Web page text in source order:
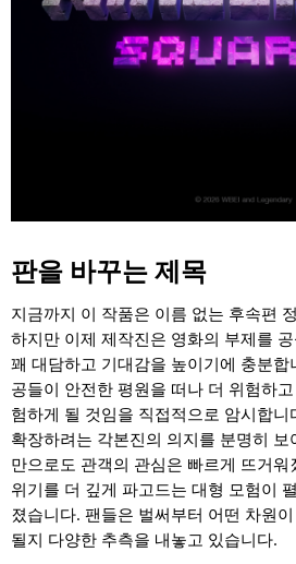
판을 바꾸는 제목
지금까지 이 작품은 이름 없는 후속편
하지만 이제 제작진은 영화의 부제를
꽤 대담하고 기대감을 높이기에 충분합
공들이 안전한 평원을 떠나 더 위험하
험하게 될 것임을 직접적으로 암시합
확장하려는 각본진의 의지를 분명히
만으로도 관객의 관심은 빠르게 뜨거
위기를 더 깊게 파고드는 대형 모험이
졌습니다. 팬들은 벌써부터 어떤 차원
될지 다양한 추측을 내놓고 있습니다.